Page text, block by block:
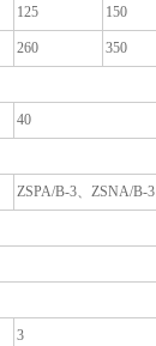
125 150
260 350
40
ZSPA/B-3、ZSNA/B-3
3